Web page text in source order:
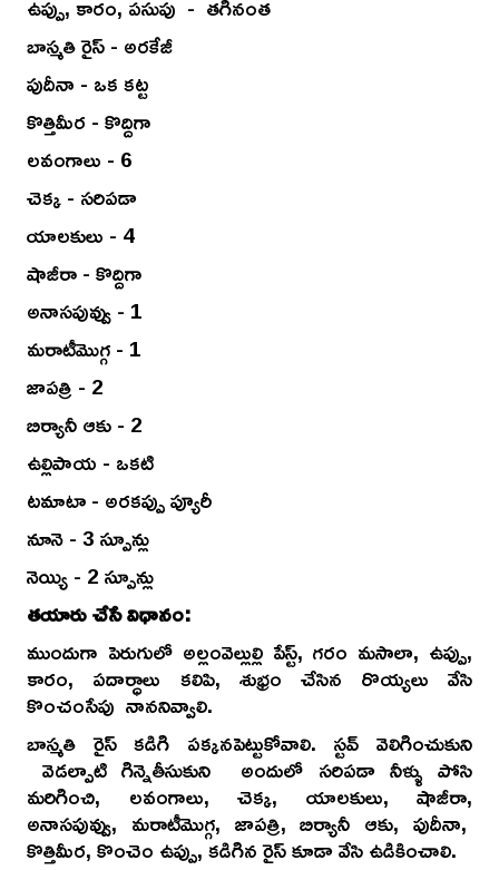
బాస్మతి రైస్ - అరకేజీ
పుదీనా - ఒక కట్ట
కొత్తిమీర - కొద్దిగా
లవంగాలు - 6
చెక్క - సరిపడా
యాలకులు - 4
షాజీరా - కొద్దిగా
అనాసపువ్వు - 1
మరాటీమొగ్గ - 1
జాపత్రి - 2
బిర్యానీ ఆకు - 2
ఉల్లిపాయ - ఒకటి
టమాటా - అరకప్పు ప్యూరీ
నూనె - 3 స్పూన్లు
నెయ్యి - 2 స్పూన్లు
తయారు చేసే విధానం:
ముందుగా పెరుగులో అల్లంవెల్లుల్లి పేస్ట్, గరం మసాలా, ఉప్పు,
కారం, పదార్ధాలు కలిపి, శుభ్రం చేసిన రొయ్యలు వేసి
కొంచంసేపు నాననివ్వాలి.
బాస్మతి రైస్ కడిగి పక్కనపెట్టుకోవాలి. స్టవ్ వెలిగించుకుని
వెడల్పాటి గిన్నెతీసుకుని అందులో సరిపడా నీళ్ళు పోసి
మరిగించి, లవంగాలు, చెక్క, యాలకులు, షాజీరా,
అనాసపువ్వు, మరాటీమొగ్గ, జాపత్రి, బిర్యానీ ఆకు, పుదీనా,
కొత్తిమీర, కొంచెం ఉప్పు, కడిగిన రైస్ కూడా వేసి ఉడికించాలి.